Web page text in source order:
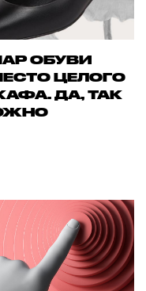
ОБУВИ
ЦЕЛОГО
ДА, ТАК